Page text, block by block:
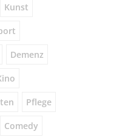
Kunst
Demenz
Pflege
Comedy